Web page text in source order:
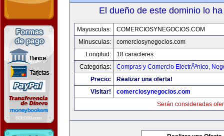
El dueño de este dominio lo
Mayusculas:
COMERCIOSYNEGOCIOS.COM
Minusculas:
comerciosynegocios.com
Longitud:
18 caracteres
Categorias:
Compras y Comercio ElectrÃ³nico,
Precio:
Realizar una oferta!
Visitar!
comerciosynegocios.com
Serán consideradas